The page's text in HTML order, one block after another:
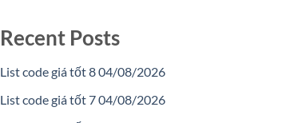
Recent Posts
List code giá tốt 8 04/08/2026
List code giá tốt 7 04/08/2026